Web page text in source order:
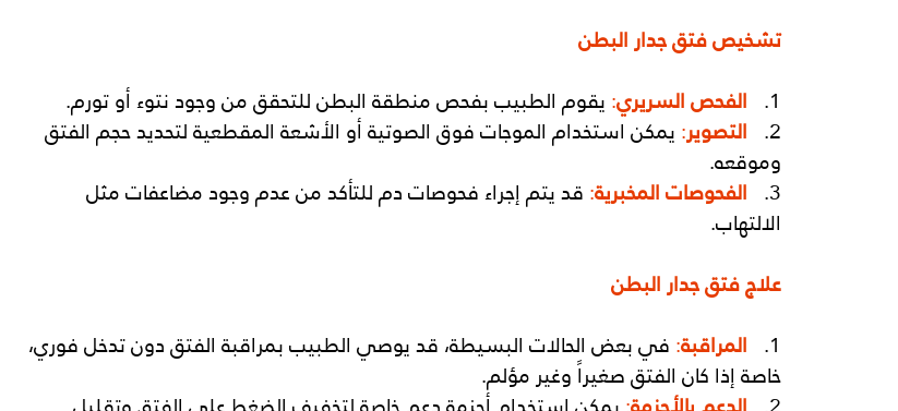
تشخيص فتق جدار البطن
1.
الفحص السريري: يقوم الطبيب بفحص منطقة البطن للتحقق من وجود نتوء أو تورم.
2. التصوير: يمكن استخدام الموجات فوق الصوتية أو الأشعة المقطعية لتحديد حجم الفتق
وموقعه.
3. الفحوصات المخبرية: قد يتم إجراء فحوصات دم للتأكد من عدم وجود مضاعفات مثل
الالتهاب.
علاج فتق جدار البطن
1.
المراقبة: في بعض الحالات البسيطة، قد يوصي الطبيب بمراقبة الفتق دون تدخل فوري،
خاصة إذا كان الفتق صغيراً وغير مؤلم.